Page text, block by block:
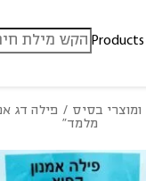
ומוצרי בסיס / פילה דג
מלמד”